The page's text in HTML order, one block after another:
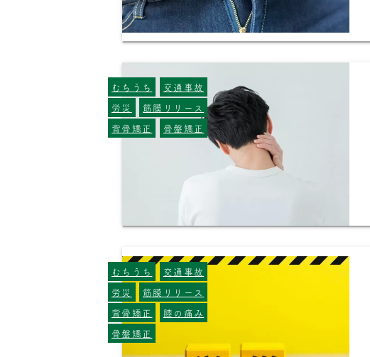
むちうち
交通事故
労災
筋膜リリース
背骨矯正
骨盤矯正
むちうち
交通事故
労災
筋膜リリース
背骨矯正
膝の痛み
骨盤矯正